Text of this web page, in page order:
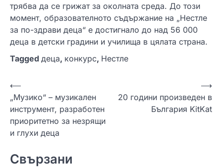
трябва да се грижат за околната среда. До този
момент, образователното съдържание на „Нестле
за по-здрави деца“ е достигнало до над 56 000
деца в детски градини и училища в цялата страна.
Tagged деца, конкурс, Нестле
Н
а
в
и
а
⟵
„Музико“ – музикален
инструмент, разработен
приоритетно за незрящи
и глухи деца
20 години произведен в
България KitKat
⟶
Свързани